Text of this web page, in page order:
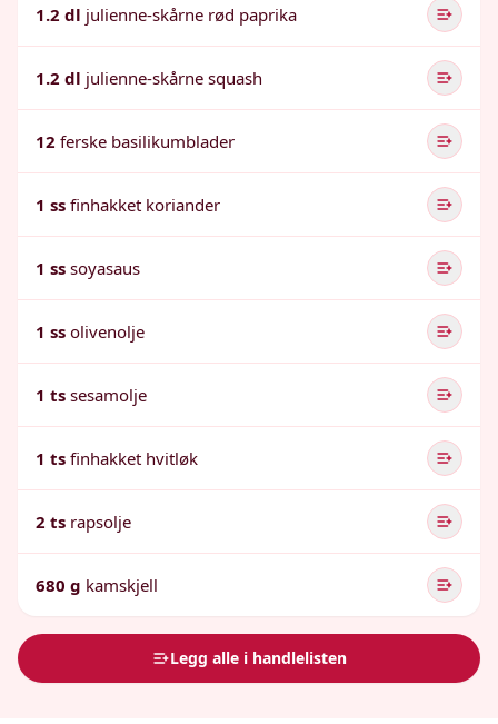
1.2 dl julienne-skårne rød paprika
1.2 dl julienne-skårne squash
12 ferske basilikumblader
1 ss finhakket koriander
1 ss soyasaus
1 ss olivenolje
1 ts sesamolje
1 ts finhakket hvitløk
2 ts rapsolje
680 g kamskjell
Legg alle i handlelisten